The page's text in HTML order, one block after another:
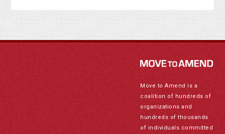
Move to Amend is a
coalition of hundreds of
organizations and
hundreds of thousands
of individuals committed